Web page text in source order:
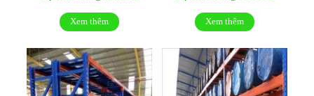
Xem thêm Xem thêm